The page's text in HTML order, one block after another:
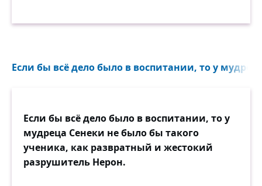
Если бы всё дело было в воспитании, то у
Если бы всё дело было в воспитании, то у
мудреца Сенеки не было бы такого
ученика, как развратный и жестокий
разрушитель Нерон.